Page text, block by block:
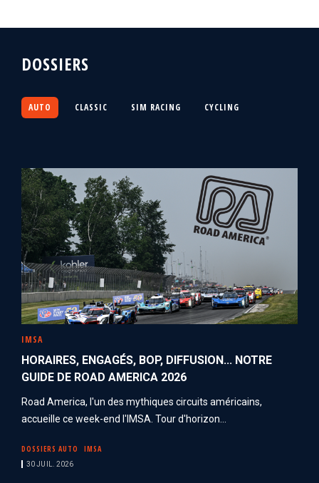
DOSSIERS
AUTO CLASSIC SIM RACING CYCLING
IMSA
HORAIRES, ENGAGÉS, BOP, DIFFUSION... NOTRE
GUIDE DE ROAD AMERICA 2026
Road America, l'un des mythiques circuits américains,
accueille ce week-end l'IMSA. Tour d'horizon...
DOSSIERS AUTO IMSA
30 JUIL. 2026